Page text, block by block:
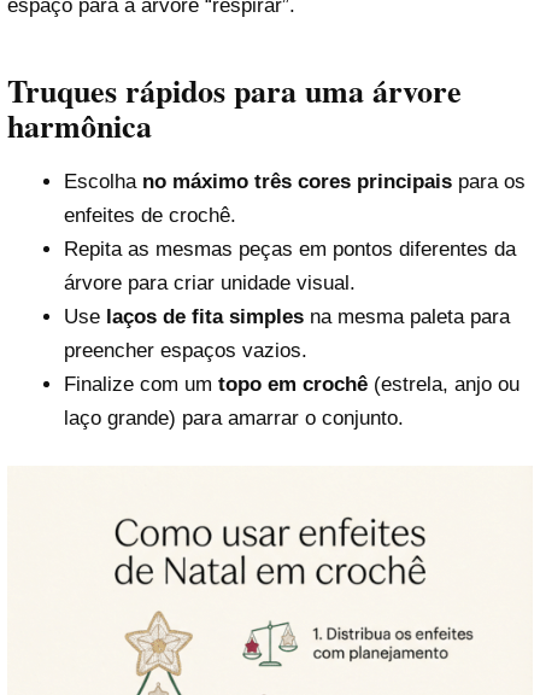
espaço para a árvore “respirar”.
Truques rápidos para uma árvore
harmônica
Escolha no máximo três cores principaispara os
enfeites de crochê.
Repita as mesmas peças em pontos diferentes da
árvore para criar unidade visual.
Use laços de fita simplesna mesma paleta para
preencher espaços vazios.
Finalize com um topo em crochê(estrela, anjo ou
laço grande) para amarrar o conjunto.